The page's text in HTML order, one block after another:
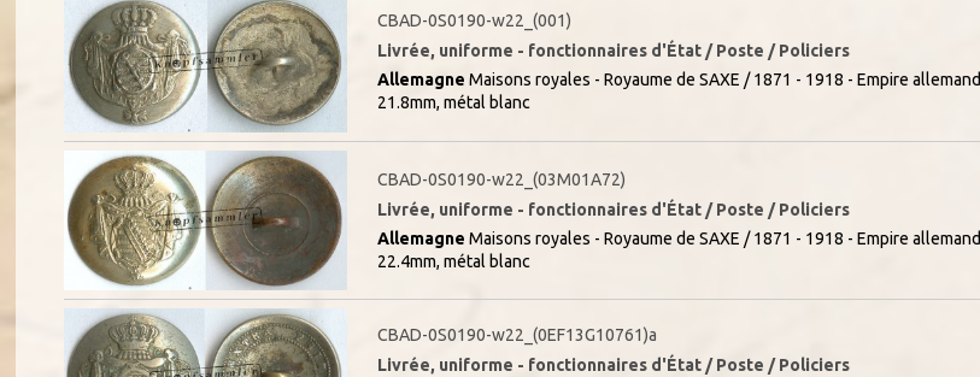
CBAD-0S0190-w22_(001)
Livrée, uniforme - fonctionnaires d'État / Poste / Policiers
Allemagne Maisons royales - Royaume de SAXE / 1871 - 1918 - Empire allemand
21.8mm, métal blanc
CBAD-0S0190-w22_(03M01A72)
Livrée, uniforme - fonctionnaires d'État / Poste / Policiers
Allemagne Maisons royales - Royaume de SAXE / 1871 - 1918 - Empire allemand
22.4mm, métal blanc
CBAD-0S0190-w22_(0EF13G10761)a
Livrée, uniforme - fonctionnaires d'État / Poste / Policiers